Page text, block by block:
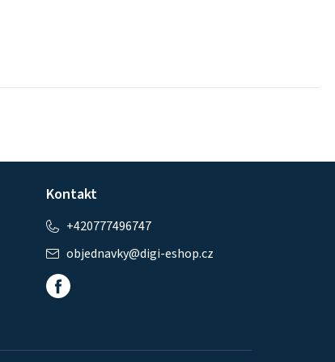
Kontakt
objednavky@digi-eshop.cz
+420777496747